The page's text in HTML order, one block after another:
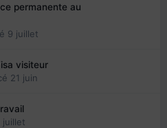
permanente au
9 juillet
visiteur
21 juin
juillet